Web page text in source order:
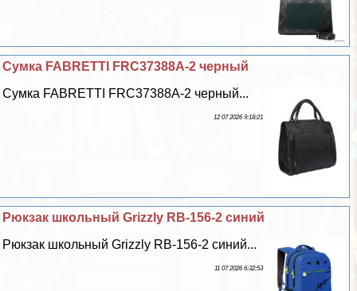
Сумка FABRETTI FRC37388A-2 черный
Сумка FABRETTI FRC37388A-2 черный...
12 07 2026 9:18:21
Рюкзак школьный Grizzly RB-156-2 синий
Рюкзак школьный Grizzly RB-156-2 синий...
11 07 2026 6:32:53